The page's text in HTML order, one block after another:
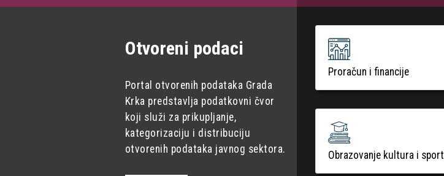
Otvoreni podaci
Portal otvorenih podataka Grada
Krka predstavlja podatkovni čvor
koji služi za prikupljanje,
kategorizaciju i distribuciju
otvorenih podataka javnog sektora.
Proračun i financije
Obrazovanje kultura i sport